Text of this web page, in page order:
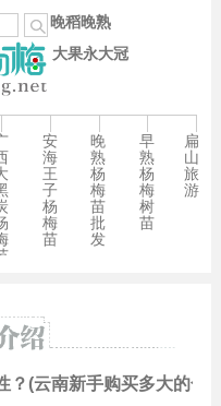
晚稻晚熟
大果永大冠
安
海
王
子
杨
梅
苗
晚
熟
杨
梅
苗
批
发
早
熟
杨
梅
树
苗
扁
山
旅
游
？(云南新手购买多大的合